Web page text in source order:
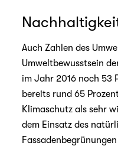
Auch Zahlen des
Umweltbewusstsein
im Jahr 2016 noch 53
bereits rund 65
Klimaschutz als sehr
dem Einsatz des